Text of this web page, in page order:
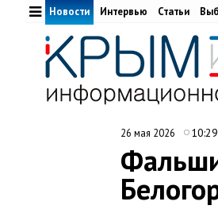
Новости Интервью Статьи
26 мая 2026 10:29